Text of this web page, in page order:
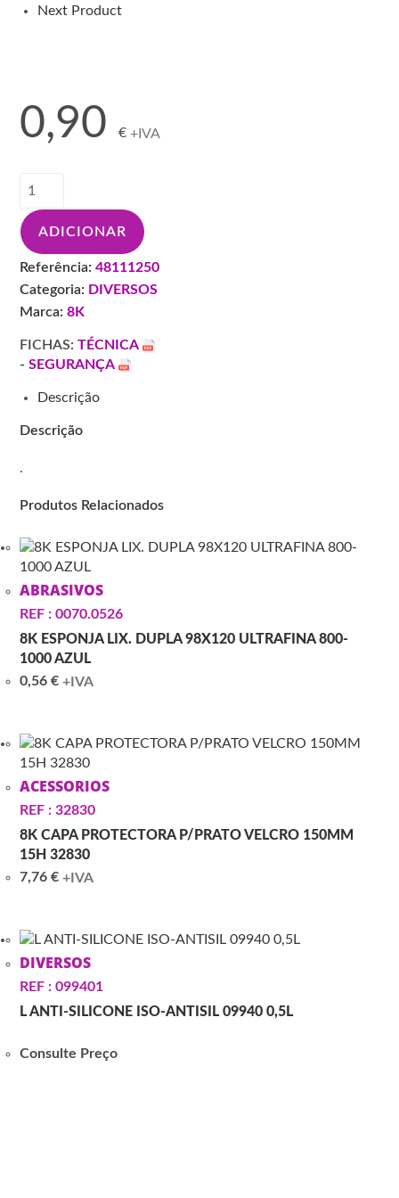
Next Product
0,90€ +IVA
FITA
PAPEL
LISA
"VTOP"
ADICIONAR
Referência: 48111250
Categoria: DIVERSOS
Marca: 8K
FICHAS:TÉCNICA
-SEGURANÇA
Descrição
Descrição
.
Produtos Relacionados
ABRASIVOS
REF : 0070.0526
8K ESPONJA LIX. DUPLA 98X120 ULTRAFINA 800-
1000 AZUL
0,56€ +IVA
ACESSORIOS
REF : 32830
8K CAPA PROTECTORA P/PRATO VELCRO 150MM
15H 32830
7,76€ +IVA
DIVERSOS
REF : 099401
L ANTI-SILICONE ISO-ANTISIL 09940 0,5L
Consulte Preço